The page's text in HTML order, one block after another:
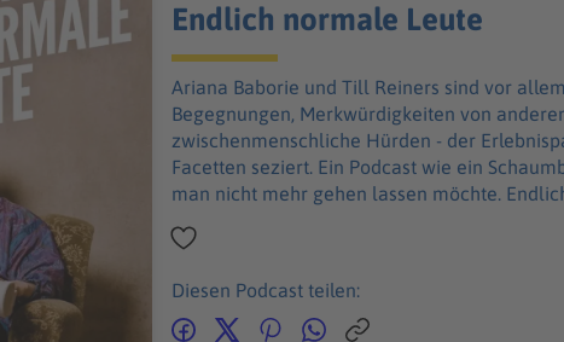
Endlich normale Leute
Ariana Baborie und Till Reiners sind vor
Begegnungen, Merkwürdigkeiten von
zwischenmenschliche Hürden - der
Facetten seziert. Ein Podcast wie ein
man nicht mehr gehen lassen möchte.
Diesen Podcast teilen: